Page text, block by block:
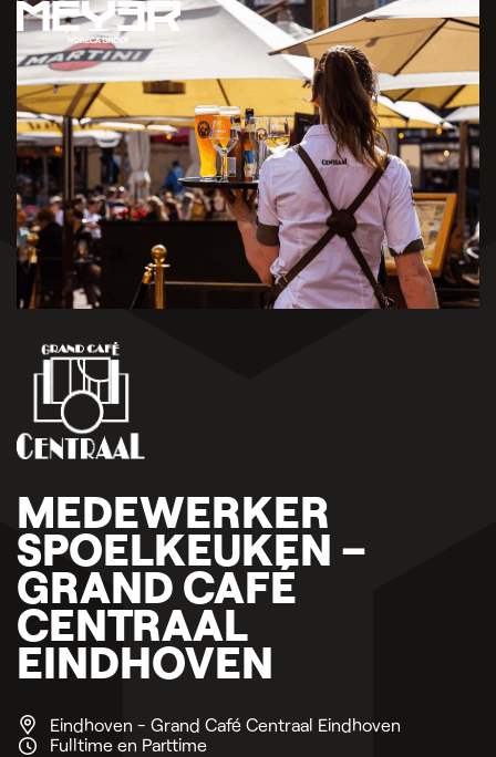
MEDEWERKER
SPOELKEUKEN –
GRAND CAFÉ
CENTRAAL
EINDHOVEN
Eindhoven - Grand Café Centraal Eindhoven
Fulltime en Parttime